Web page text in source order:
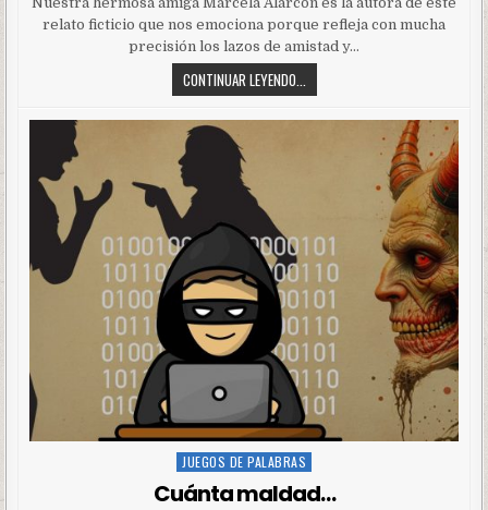
relato ficticio que nos emociona porque refleja con mucha
precisión los lazos de amistad y…
CONTINUAR LEYENDO...
Posted
JUEGOS DE PALABRAS
Cuánta maldad…